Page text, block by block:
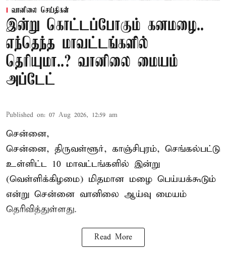
வானிலை செய்திகள்
இன்று கொட்டப்போகும் கனமழை..
எந்தெந்த மாவட்டங்களில்
தெரியுமா..? வானிலை மையம்
அப்டேட்
Published on: 07 Aug 2026, 12:59 am
சென்னை,
சென்னை, திருவள்ளூர், காஞ்சிபுரம், செங்கல்பட்டு
உள்ளிட்ட 10 மாவட்டங்களில் இன்று
(வெள்ளிக்கிழமை) மிதமான மழை பெய்யக்கூடும்
என்று சென்னை வானிலை ஆய்வு மையம்
தெரிவித்துள்ளது.
Read More